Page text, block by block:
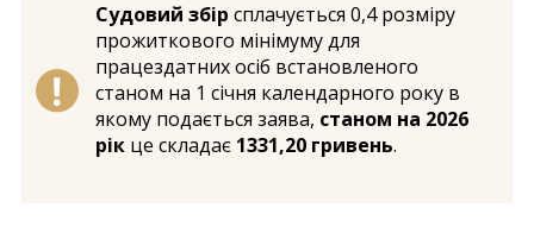
Судовий збір сплачується 0,4 розміру
прожиткового мінімуму для
працездатних осіб встановленого
станом на 1 січня календарного року в
якому подається заява, станом на 2026
рік це складає 1331,20 гривень.